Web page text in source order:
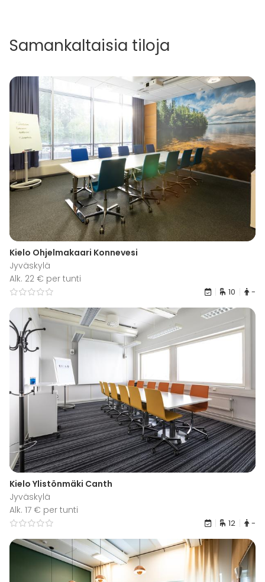
Samankaltaisia tiloja
Kielo Ohjelmakaari Konnevesi
Jyväskylä
Alk. 22 € per tunti
10 -
Kielo Ylistönmäki Canth
Jyväskylä
Alk. 17 € per tunti
12 -